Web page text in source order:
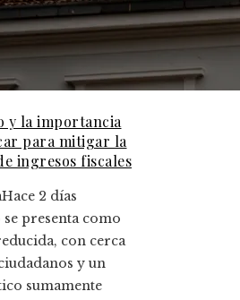
y la importancia
para mitigar la
ingresos fiscales
Hace 2 días
presenta como
con cerca
y un
sumamente